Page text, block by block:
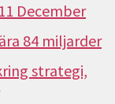
December
84 miljarder
strategi,